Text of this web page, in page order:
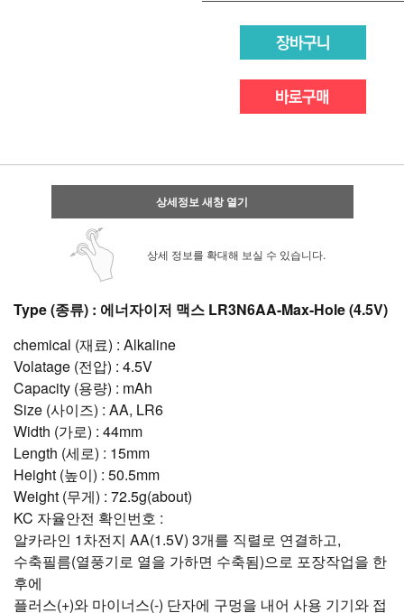
상세정보 새창 열기
상세 정보를 확대해 보실 수 있습니다.
Type (종류) : 에너자이저 맥스 LR3N6AA-Max-Hole (4.5V)
chemical (재료) : Alkaline
Volatage (전압) : 4.5V
Capacity (용량) : mAh
Size (사이즈) : AA, LR6
Width (가로) : 44mm
Length (세로) : 15mm
Height (높이) : 50.5mm
Weight (무게) : 72.5g(about)
KC 자율안전 확인번호 :
알카라인 1차전지 AA(1.5V) 3개를 직렬로 연결하고,
수축필름(열풍기로 열을 가하면 수축됨)으로 포장작업을 한
후에
플러스(+)와 마이너스(-) 단자에 구멍을 내어 사용 기기와 접